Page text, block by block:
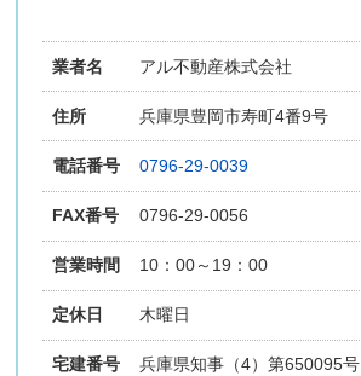
業者名 アル不動産株式会社
住所 兵庫県豊岡市寿町4番9号
電話番号 0796-29-0039
FAX番号 0796-29-0056
営業時間 10：00～19：00
定休日 木曜日
宅建番号 兵庫県知事（4）第650095号